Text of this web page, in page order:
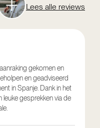
Lees alle reviews
gekomen en
en geadviseerd
in Spanje. Dank in het
leuke gesprekken via de